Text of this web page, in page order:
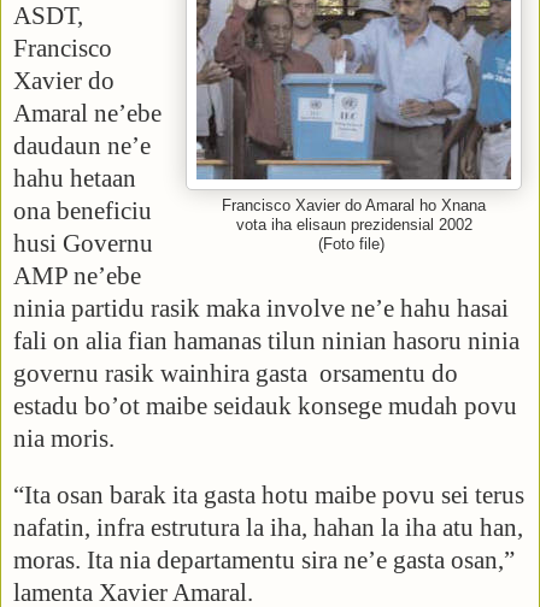
Francisco Xavier do Amaral ho Xnana
vota iha elisaun prezidensial 2002
(Foto file)
ASDT,
Francisco
Xavier do
Amaral ne’ebe
daudaun ne’e
hahu hetaan
ona beneficiu
husi Governu
AMP ne’ebe
ninia partidu rasik maka involve ne’e hahu hasai
fali on alia fian hamanas tilun ninian hasoru ninia
governu rasik wainhira gasta orsamentu do
estadu bo’ot maibe seidauk konsege mudah povu
nia moris.
“Ita osan barak ita gasta hotu maibe povu sei terus
nafatin, infra estrutura la iha, hahan la iha atu han,
moras. Ita nia departamentu sira ne’e gasta osan,”
lamenta Xavier Amaral.